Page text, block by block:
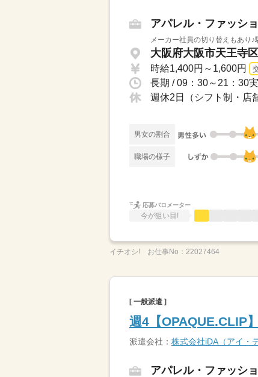
アパレル・ファッシ
メーカー社員の切り替えもあり
大阪府大阪市天王寺
時給1,400円～1,600円
長期 / 09：30～21：30
週休2日（シフト制・店
男女の割合
職場の様子
応募バロメーター
今が狙い目!
イチオシ! お仕事No： 22027464
[ 一般派遣 ]
週4【OPAQUE.CLIP
派遣会社： 株式会社iDA（アイ・
アパレル・ファッシ